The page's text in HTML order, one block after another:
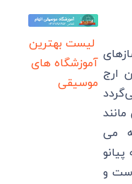
ارج
می
و
لیست بهترین
آموزشگاه های
موسیقی
آموزش اصولی